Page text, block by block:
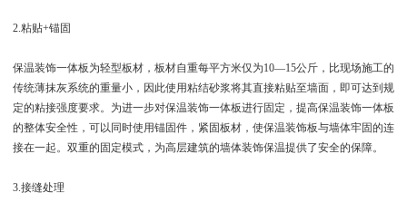
2.粘贴+锚固
保温装饰一体板为轻型板材，板材自重每平方米仅为10—15公斤，比现场施工的
传统薄抹灰系统的重量小，因此使用粘结砂浆将其直接粘贴至墙面，即可达到规
定的粘接强度要求。为进一步对保温装饰一体板进行固定，提高保温装饰一体板
的整体安全性，可以同时使用锚固件，紧固板材，使保温装饰板与墙体牢固的连
接在一起。双重的固定模式，为高层建筑的墙体装饰保温提供了安全的保障。
3.接缝处理